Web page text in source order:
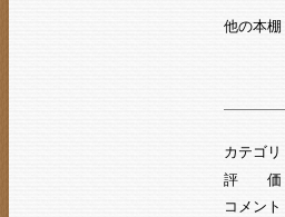
他の本棚
カテゴリ
評 価
コメント